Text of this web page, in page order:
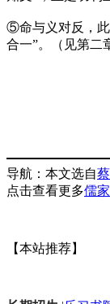
⑤命与义对反，此
合一”。（见第二
导航：本文选自
点击查看更多儒
【本站推荐】